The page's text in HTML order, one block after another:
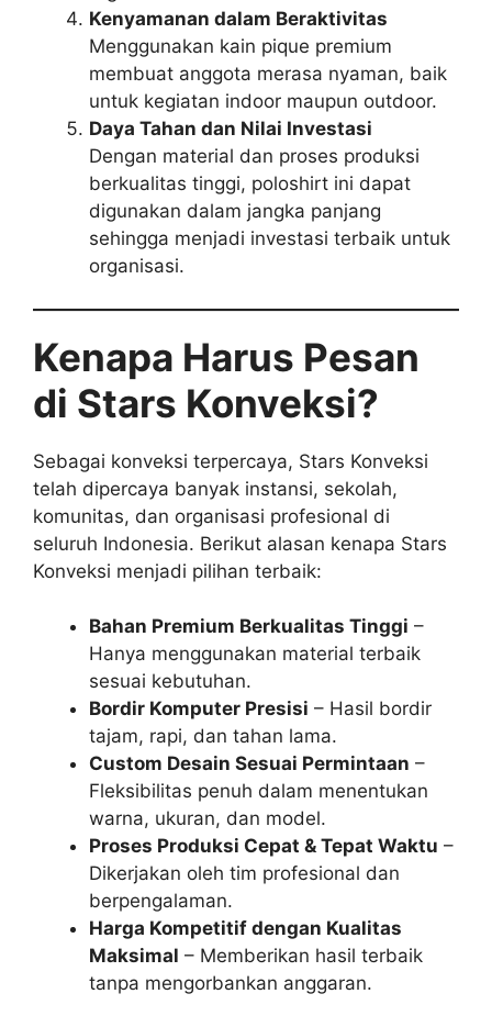
Kenyamanan dalam Beraktivitas
Menggunakan kain pique premium
membuat anggota merasa nyaman, baik
untuk kegiatan indoor maupun outdoor.
Daya Tahan dan Nilai Investasi
Dengan material dan proses produksi
berkualitas tinggi, poloshirt ini dapat
digunakan dalam jangka panjang
sehingga menjadi investasi terbaik untuk
organisasi.
Kenapa Harus Pesan
di Stars Konveksi?
Sebagai konveksi terpercaya, Stars Konveksi
telah dipercaya banyak instansi, sekolah,
komunitas, dan organisasi profesional di
seluruh Indonesia. Berikut alasan kenapa Stars
Konveksi menjadi pilihan terbaik:
Bahan Premium Berkualitas Tinggi –
Hanya menggunakan material terbaik
sesuai kebutuhan.
Bordir Komputer Presisi – Hasil bordir
tajam, rapi, dan tahan lama.
Custom Desain Sesuai Permintaan –
Fleksibilitas penuh dalam menentukan
warna, ukuran, dan model.
Proses Produksi Cepat & Tepat Waktu –
Dikerjakan oleh tim profesional dan
berpengalaman.
Harga Kompetitif dengan Kualitas
Maksimal – Memberikan hasil terbaik
tanpa mengorbankan anggaran.